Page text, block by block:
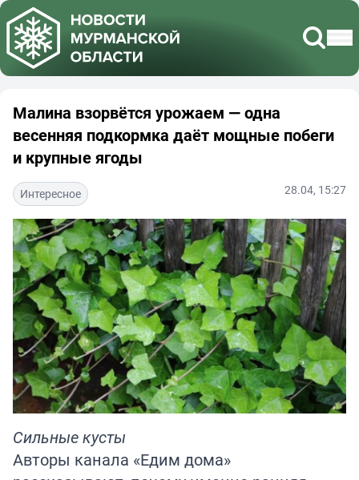
Малина взорвётся урожаем — одна
весенняя подкормка даёт мощные побеги
и крупные ягоды
Интересное 28.04, 15:27
Сильные кусты
Авторы канала «Едим дома»